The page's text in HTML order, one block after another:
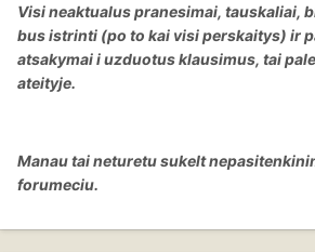
Visi neaktualus pranesimai, tauskaliai,
bus istrinti (po to kai visi perskaitys) ir
atsakymai i uzduotus klausimus, tai
ateityje.
Manau tai neturetu sukelt
forumeciu.